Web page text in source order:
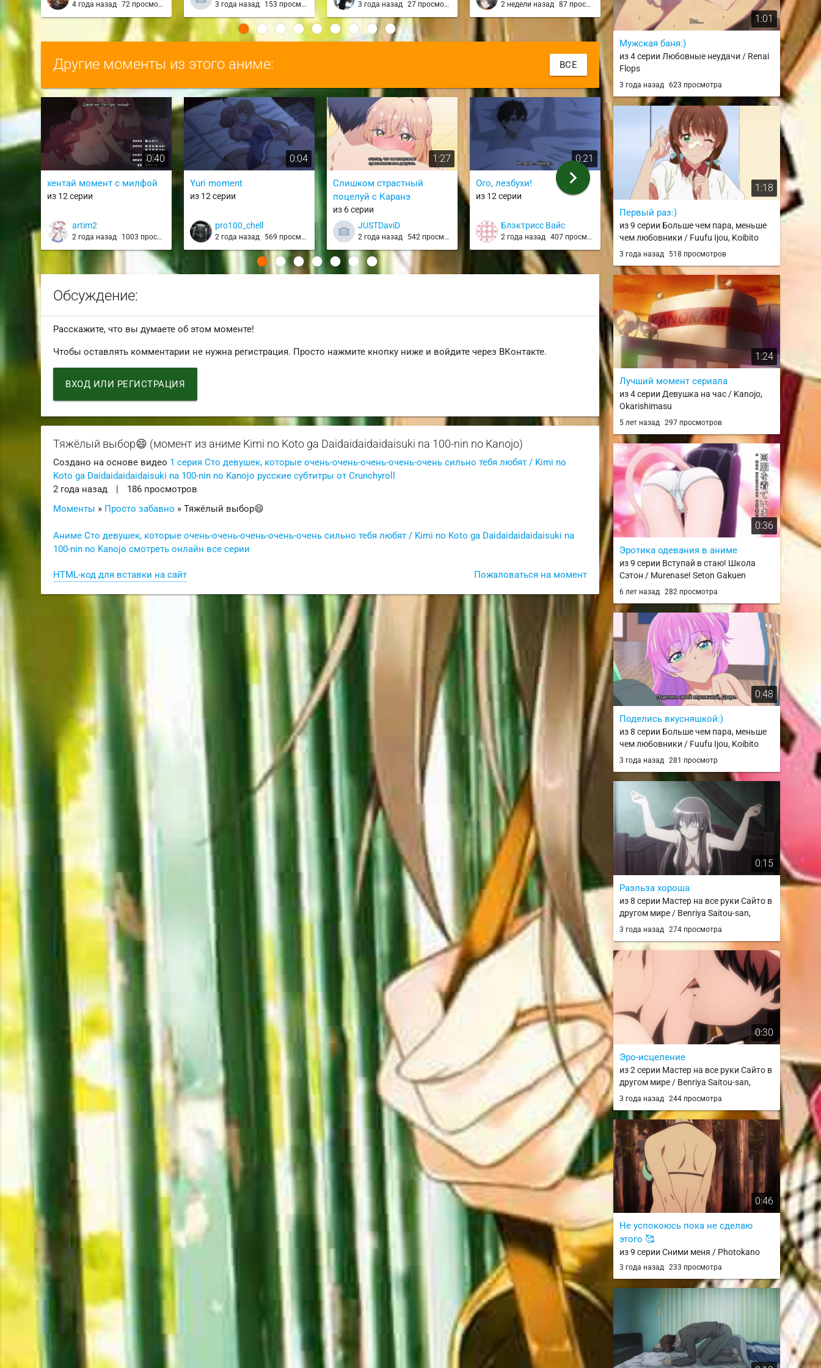
4 года назад 72 просмотра 3 года назад 153 просмотра 3 года назад 27 просмотров
ga Daidaidaidaidaisuki na 100-
2 недели назад 87 просмотров 3 года назад 10 просмотров 5 лет
Другие моменты из этого аниме: ВСЕ
0:40
хентай момент с милфой
из 12 серии
artim2
2 года назад 1003 просмотра
0:04
Yuri moment
из 12 серии
pro100_chell
2 года назад 569 просмотров
1:27
Слишком страстный
поцелуй с Каранэ
из 6 серии
JUSTDaviD
2 года назад 542 просмотра
0:21
Ого, лезбухи!
из 12 серии
Блэктрисс Вайс
2 года назад 407 просмотров
0:30
Зроз
из 7 серии
AnimeSenpai
2 года назад 317 просмотров
решаем
из 5 серии
chevron_right
Обсуждение:
Расскажите, что вы думаете об этом моменте!
Чтобы оставлять комментарии не нужна регистрация. Просто нажмите кнопку ниже и войдите через ВКонтакте.
ВХОД ИЛИ РЕГИСТРАЦИЯ
Тяжёлый выбор😄 (момент из аниме Kimi no Koto ga Daidaidaidaidaisuki na 100-nin no Kanojo)
Создано на основе видео 1 серия Сто девушек, которые очень-очень-очень-очень-очень сильно тебя любят / Kimi no
Koto ga Daidaidaidaidaisuki na 100-nin no Kanojo русские субтитры от Crunchyroll
2 года назад
|
186 просмотров
Моменты » Просто забавно » Тяжёлый выбор😄
Аниме Сто девушек, которые очень-очень-очень-очень-очень сильно тебя любят / Kimi no Koto ga Daidaidaidaidaisuki na
100-nin no Kanojo смотреть онлайн все серии
Пожаловаться на момент
HTML-код для вставки на сайт
1:01
Мужская баня:)
из 4 серии Любовные неудачи / Renai
Flops
3 года назад 623 просмотра
1:18
Первый раз:)
из 9 серии Больше чем пара, меньше
чем любовники / Fuufu Ijou, Koibito
Miman.
3 года назад 518 просмотров
1:24
Лучший момент сериала
из 4 серии Девушка на час / Kanojo,
Okarishimasu
5 лет назад 297 просмотров
0:36
Эротика одевания в аниме
из 9 серии Вступай в стаю! Школа
Сэтон / Murenase! Seton Gakuen
6 лет назад 282 просмотра
0:48
Поделись вкусняшкой:)
из 8 серии Больше чем пара, меньше
чем любовники / Fuufu Ijou, Koibito
Miman.
3 года назад 281 просмотр
0:15
Раэльза хороша
из 8 серии Мастер на все руки Сайто в
другом мире / Benriya Saitou-san,
Isekai ni Iku
3 года назад 274 просмотра
0:30
Эро-исцеление
из 2 серии Мастер на все руки Сайто в
другом мире / Benriya Saitou-san,
Isekai ni Iku
3 года назад 244 просмотра
0:46
Не успокоюсь пока не сделаю
этого 🥰
из 9 серии Сними меня / Photokano
3 года назад 233 просмотра